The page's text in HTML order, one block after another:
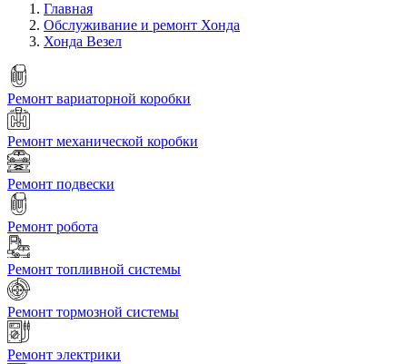
Главная
Обслуживание и ремонт Хонда
Хонда Везел
Ремонт вариаторной коробки
Ремонт механической коробки
Ремонт подвески
Ремонт робота
Ремонт топливной системы
Ремонт тормозной системы
Ремонт электрики